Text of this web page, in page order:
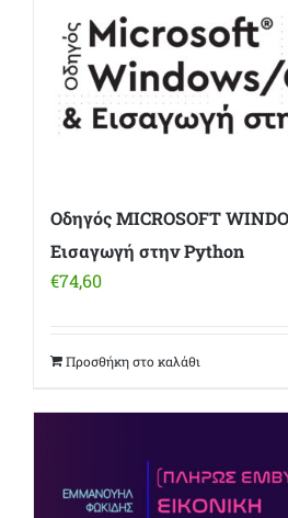
Οδηγός MICROSOFT
Εισαγωγή στην Python
€74,60
Προσθήκη στο καλάθι